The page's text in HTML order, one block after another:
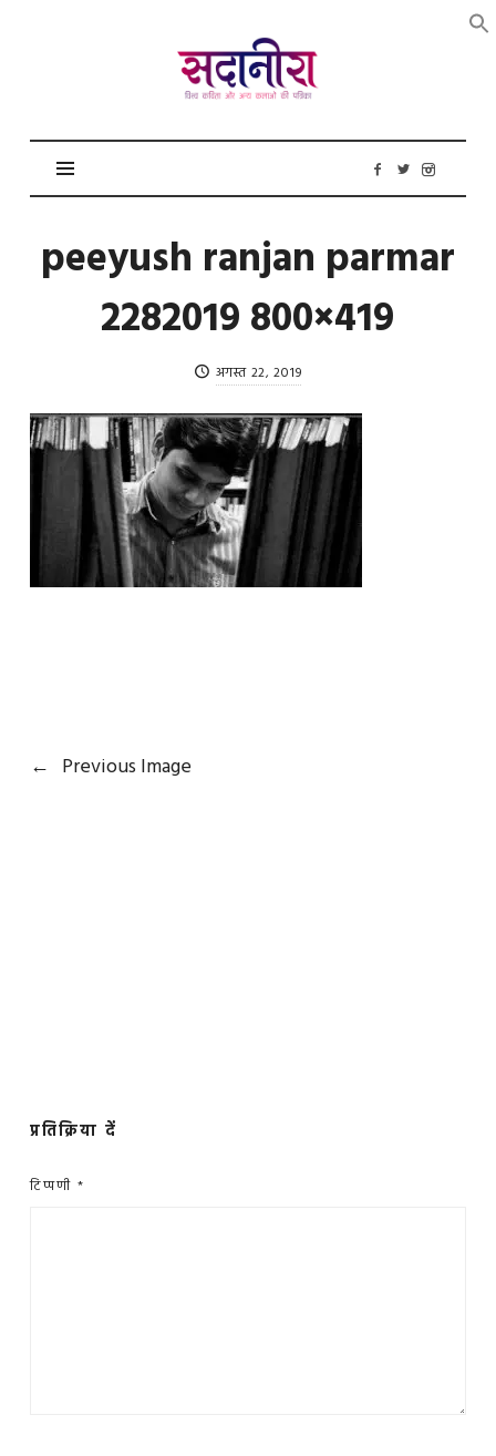
सदानीरा
peeyush ranjan parmar
2282019 800×419
अगस्त 22, 2019
← Previous Image
प्रतिक्रिया दें
टिप्पणी *